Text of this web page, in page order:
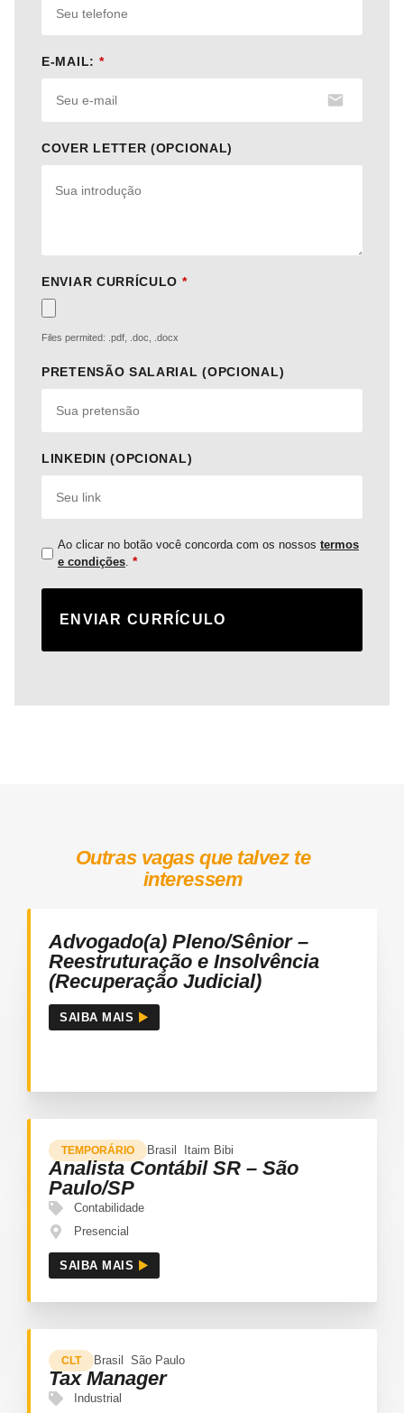
E-MAIL: *
COVER LETTER (OPCIONAL)
ENVIAR CURRÍCULO *
Files permited: .pdf, .doc, .docx
PRETENSÃO SALARIAL (OPCIONAL)
LINKEDIN (OPCIONAL)
Ao clicar no botão você concorda com os nossos termos
e condições *
Outras vagas que talvez te
interessem
Advogado(a) Pleno/Sênior –
Reestruturação e Insolvência
(Recuperação Judicial)
SAIBA MAIS
Brasil Itaim Bibi
TEMPORÁRIO
Analista Contábil SR – São
Paulo/SP
Contabilidade
Presencial
SAIBA MAIS
Brasil São Paulo
CLT
Tax Manager
Industrial